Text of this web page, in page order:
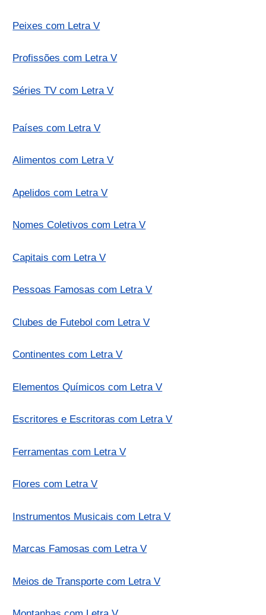
Peixes com Letra V
Profissões com Letra V
Séries TV com Letra V
Países com Letra V
Alimentos com Letra V
Apelidos com Letra V
Nomes Coletivos com Letra V
Capitais com Letra V
Pessoas Famosas com Letra V
Clubes de Futebol com Letra V
Continentes com Letra V
Elementos Químicos com Letra V
Escritores e Escritoras com Letra V
Ferramentas com Letra V
Flores com Letra V
Instrumentos Musicais com Letra V
Marcas Famosas com Letra V
Meios de Transporte com Letra V